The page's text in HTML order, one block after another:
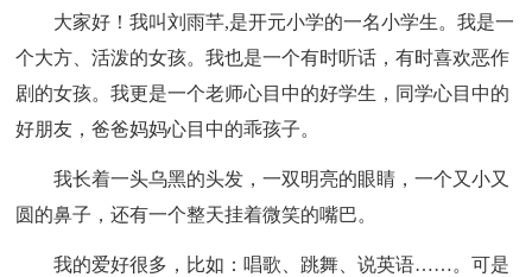
大家好！我叫刘雨芊,是开元小学的一名小学生。我是一
个大方、活泼的女孩。我也是一个有时听话，有时喜欢恶作
剧的女孩。我更是一个老师心目中的好学生，同学心目中的
好朋友，爸爸妈妈心目中的乖孩子。
我长着一头乌黑的头发，一双明亮的眼睛，一个又小又
圆的鼻子，还有一个整天挂着微笑的嘴巴。
我的爱好很多，比如：唱歌、跳舞、说英语……。可是